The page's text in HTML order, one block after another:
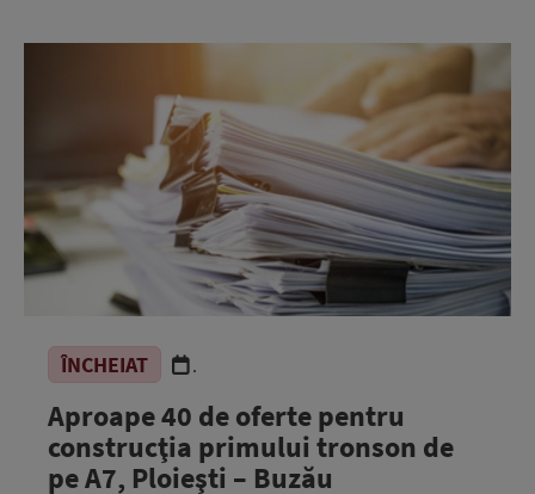
ÎNCHEIAT .
Aproape 40 de oferte pentru
construcţia primului tronson de
pe A7, Ploieşti – Buzău